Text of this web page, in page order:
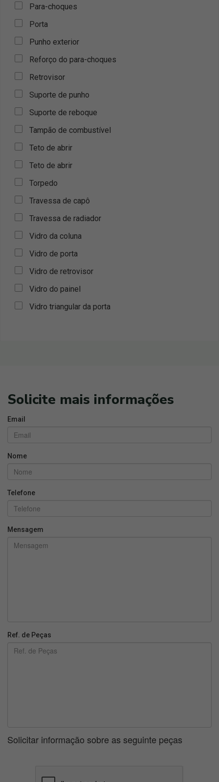
Para-choques
Porta
Punho exterior
Reforço do para-choques
Retrovisor
Suporte de punho
Suporte de reboque
Tampão de combustível
Teto de abrir
Teto de abrir
Torpedo
Travessa de capô
Travessa de radiador
Vidro da coluna
Vidro de porta
Vidro de retrovisor
Vidro do painel
Vidro triangular da porta
Solicite mais informações
Email
Nome
Telefone
Mensagem
Ref. de Peças
Solicitar informação sobre as seguinte peças